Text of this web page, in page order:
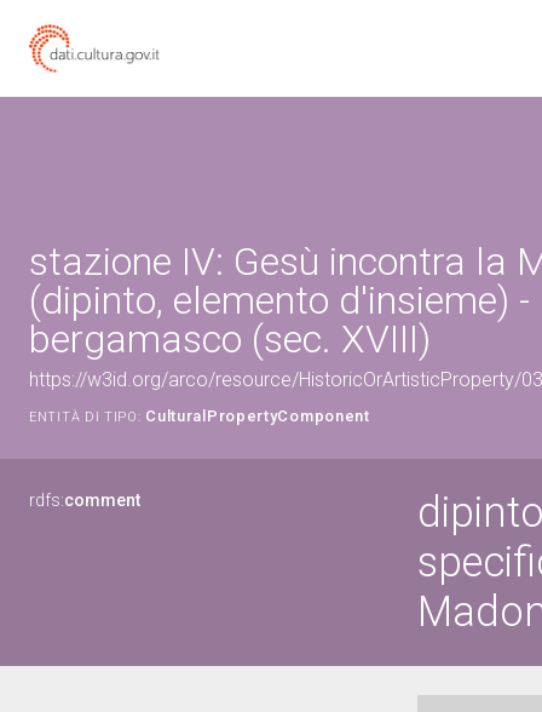
stazione IV: Gesù incontra la
(dipinto, elemento d'insieme)
bergamasco (sec. XVIII)
https://w3id.org/arco/resource/HistoricOrArtisticProperty/
ENTITÀ DI TIPO: CulturalPropertyComponent
rdfs:comment